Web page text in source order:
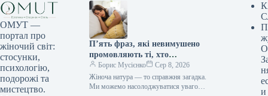
ОМУТ —
портал про
жіночий світ:
стосунки,
психологію,
подорожі та
мистецтво.
П’ять фраз, які невимушено
промовляють ті, хто
закохується мовчки, як шепіт
зірок
Борис Мусієнко
Сер 8, 2026
Жіноча натура — то справжня загадка.
Ми можемо насолоджуватися увагою
и